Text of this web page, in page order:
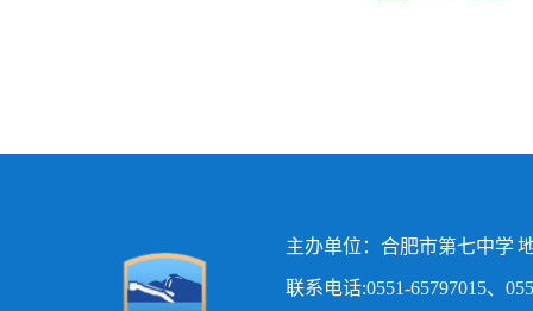
主办单位：合肥市第七中学
联系电话:0551-65797015、